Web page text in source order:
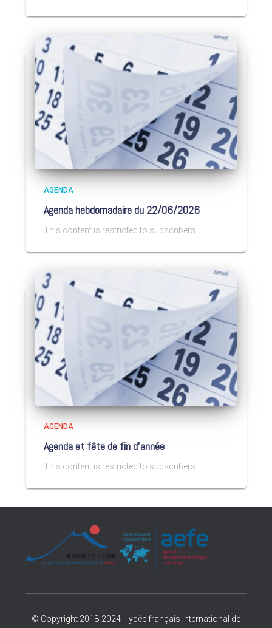
AGENDA
Agenda hebdomadaire du 22/06/2026
This content is restricted to subscribers
AGENDA
Agenda et fête de fin d’année
This content is restricted to subscribers
© Copyright 2018-2024 - lycée français international de